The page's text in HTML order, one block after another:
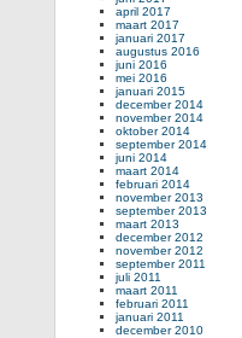
april 2017
maart 2017
januari 2017
augustus 2016
juni 2016
mei 2016
januari 2015
december 2014
november 2014
oktober 2014
september 2014
juni 2014
maart 2014
februari 2014
november 2013
september 2013
maart 2013
december 2012
november 2012
september 2011
juli 2011
maart 2011
februari 2011
januari 2011
december 2010